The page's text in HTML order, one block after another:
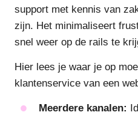
support met kennis van
zijn. Het minimaliseert
snel weer op de rails te
Hier lees je waar je op
klantenservice van een
Meerdere kanalen: